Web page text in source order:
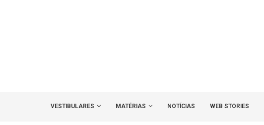
VESTIBULARES MATÉRIAS NOTÍCIAS WEB STORIES